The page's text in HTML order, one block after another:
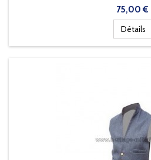
Prix
75,00 €
Détails